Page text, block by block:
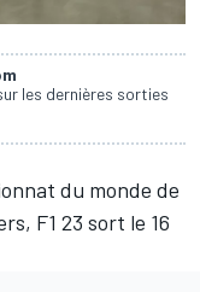
les dernières sorties
du monde de
F1 23 sort le 16